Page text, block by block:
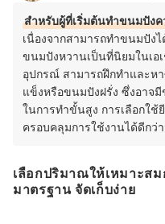
สำหรับผู้ที่เริ่มต้นทำขนมปัง
เนื่องจากสามารถทำขนมปัง
ขนมปังหวานเป็นที่นิยมในเอ
อุปกรณ์ สามารถฝึกทำและห
แข็งหรือขนมปังฝรั่ง ซึ่งอาจ
ในการทำขั้นสูง การเลือกใช้
ครอบคลุมการใช้งานได้ดีกว่
เลือกปริมาณให้เหมาะส
มาตรฐาน จัดเก็บง่าย